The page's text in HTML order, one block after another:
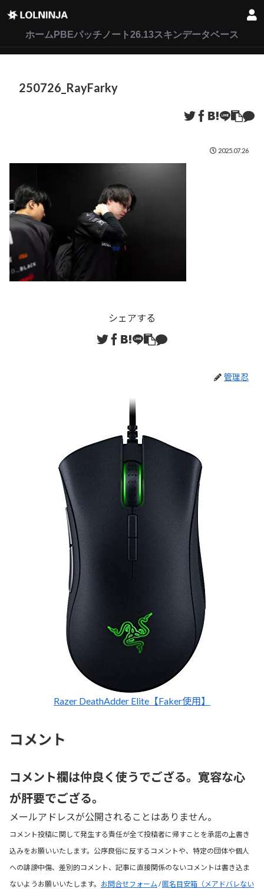
ホーム PBEパッチノート26.13スキンデータベース
250726_RayFarky
2025.07.26
シェアする
管理忍
Razer DeathAdder Elite【Faker使用】
コメント
コメント欄は仲良く使うでござる。寛容な心
が肝要でござる。
メールアドレスが公開されることはありません。
コメント投稿に関して発生する責任が全て投稿者に帰すことを承諾の上書き
込みをお願いいたします。公序良俗に反するコメントや、特定の団体や個人
への誹謗中傷、差別的コメント、記事に直接関係のないコメントは書き込ま
ないようお願いいたします。 お問合せフォーム /匿名目安箱（メアドバレない